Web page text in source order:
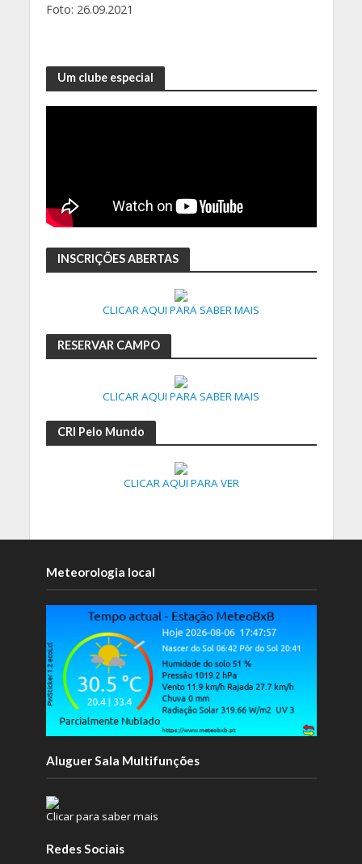
Foto: 26.09.2021
Um clube especial
INSCRIÇÕES ABERTAS
CLICAR AQUI PARA SABER MAIS
RESERVAR CAMPO
CLICAR AQUI PARA SABER MAIS
CRI Pelo Mundo
CLICAR AQUI PARA VER
Meteorologia local
Aluguer Sala Multifunções
Clicar para saber mais
Redes Sociais